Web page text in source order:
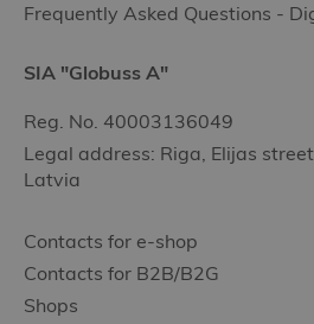
Frequently Asked Questions -
SIA "Globuss A"
Reg. No. 40003136049
Legal address: Riga, Elijas
Latvia
Contacts for e-shop
Contacts for B2B/B2G
Shops